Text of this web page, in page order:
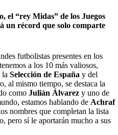
el “rey Midas” de los Juegos
un récord que solo comparte
futbolistas presentes en los
tenemos a los 10 más valiosos,
la Selección de España y del
al mismo tiempo, se destaca la
como Julián Álvarez y uno de
estamos hablando de Achraf
nombres que completan la lista
pero sí le aportarán mucho a sus